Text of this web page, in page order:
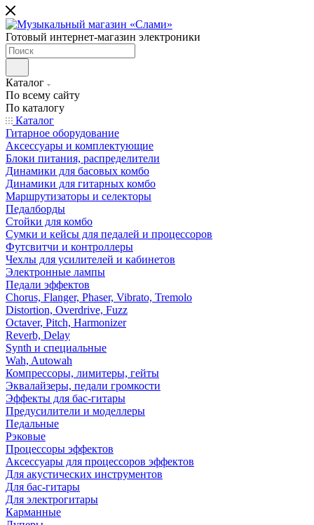
Готовый интернет-магазин электроники
Каталог
По всему сайту
По каталогу
Каталог
Гитарное оборудование
Аксессуары и комплектующие
Блоки питания, распределители
Динамики для басовых комбо
Динамики для гитарных комбо
Маршрутизаторы и селекторы
Педалборды
Стойки для комбо
Сумки и кейсы для педалей и процессоров
Футсвитчи и контроллеры
Чехлы для усилителей и кабинетов
Электронные лампы
Педали эффектов
Chorus, Flanger, Phaser, Vibrato, Tremolo
Distortion, Overdrive, Fuzz
Octaver, Pitch, Harmonizer
Reverb, Delay
Synth и специальные
Wah, Autowah
Компрессоры, лимитеры, гейты
Эквалайзеры, педали громкости
Эффекты для бас-гитары
Предусилители и моделлеры
Педальные
Рэковые
Процессоры эффектов
Аксессуары для процессоров эффектов
Для акустических инструментов
Для бас-гитары
Для электрогитары
Карманные